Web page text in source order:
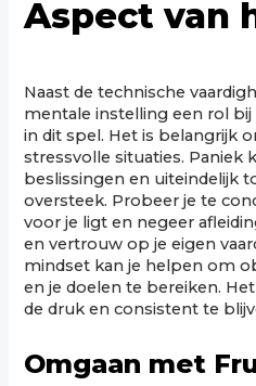
Aspect van
Naast de technische
mentale instelling een rol
in dit spel. Het is belangrijk
stressvolle situaties. Paniek
beslissingen en uiteindelijk
oversteek. Probeer je te
voor je ligt en negeer
en vertrouw op je eigen
mindset kan je helpen om
en je doelen te bereiken.
de druk en consistent te
Omgaan met